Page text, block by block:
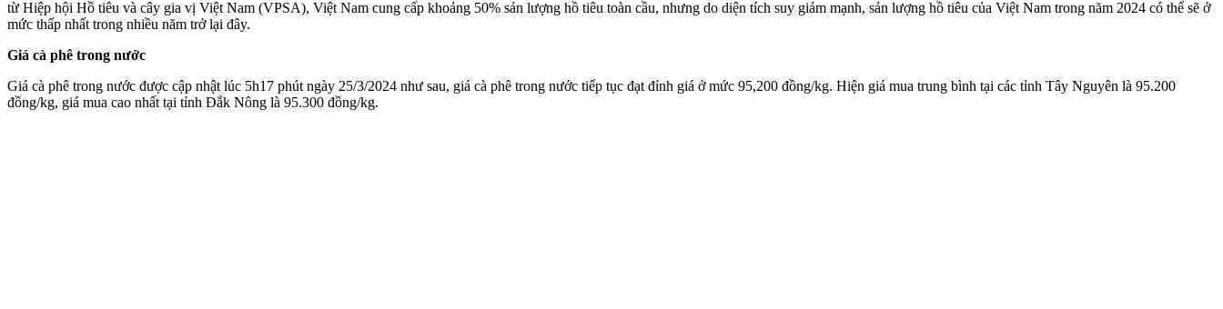
từ Hiệp hội Hồ tiêu và cây gia vị Việt Nam (VPSA), Việt Nam cung cấp khoảng 50% sản lượng hồ tiêu toàn cầu, nhưng do diện tích suy giảm mạnh, sản lượng hồ tiêu của Việt Nam trong năm 2024 có thể sẽ ở
mức thấp nhất trong nhiều năm trở lại đây.
Giá cà phê trong nước
Giá cà phê trong nước được cập nhật lúc 5h17 phút ngày 25/3/2024 như sau, giá cà phê trong nước tiếp tục đạt đỉnh giá ở mức 95,200 đồng/kg. Hiện giá mua trung bình tại các tỉnh Tây Nguyên là 95.200
đồng/kg, giá mua cao nhất tại tỉnh Đắk Nông là 95.300 đồng/kg.